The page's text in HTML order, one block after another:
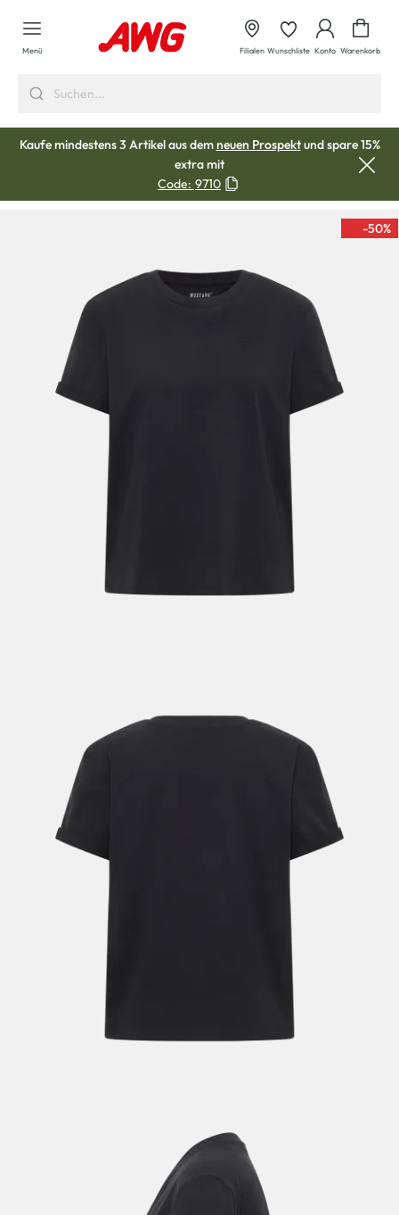
springen
Menü Filialen Wunschliste Konto Warenkorb
Kaufe mindestens 3 Artikel aus demneuen Prospektund spare 15%
extra mit
Code: 9710
-50%